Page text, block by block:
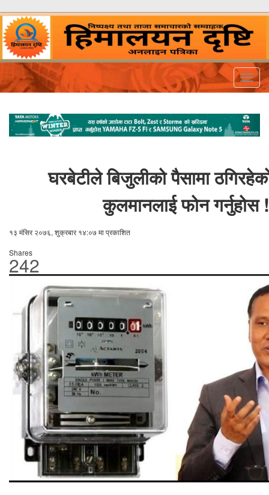
घरबेटीले बिजुलीको पैसामा
कुलमानलाई फोन गर्नुहोस
१३ मंसिर २०७६, शुक्रबार १४:०७ मा प्रकाशित
Shares
242